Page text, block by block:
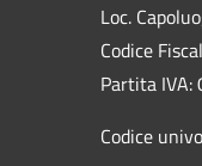
Loc.
Codice
Partita
Codice